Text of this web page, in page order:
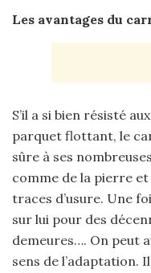
Les avantages du
S’il a si bien résisté
parquet flottant, le
sûre à ses
comme de la pierre
traces d’usure. Une
sur lui pour des
demeures…. On peut
sens de l’adaptation.